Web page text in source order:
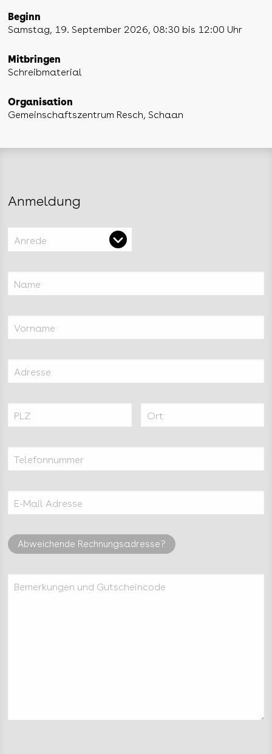
Beginn
Samstag, 19. September 2026, 08:30 bis 12:00 Uhr
Mitbringen
Schreibmaterial
Organisation
Gemeinschaftszentrum Resch, Schaan
Anmeldung
Anrede
Name
Vorname
Adresse
PLZ Ort
Telefonnummer
E-Mail Adresse
Abweichende Rechnungsadresse?
Bemerkungen und Gutscheincode